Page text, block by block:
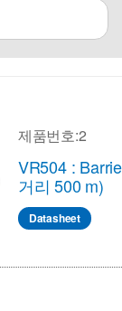
제품번호:2
VR504 :
거리 500 m)
Datasheet